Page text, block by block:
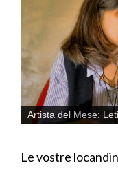
Artista del Mese:
Le vostre